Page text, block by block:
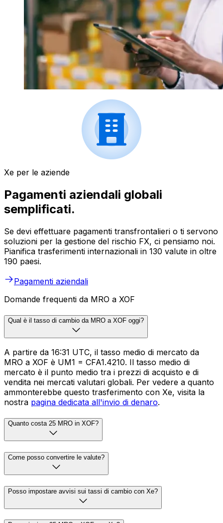
Xe per le aziende
Pagamenti aziendali globali
semplificati.
Se devi effettuare pagamenti transfrontalieri o ti servono
soluzioni per la gestione del rischio FX, ci pensiamo noi.
Pianifica trasferimenti internazionali in 130 valute in oltre
190 paesi.
Pagamenti aziendali
Domande frequenti da MRO a XOF
Qual è il tasso di cambio da MRO a XOF oggi?
A partire da 16:31 UTC, il tasso medio di mercato da
MRO a XOF è UM1 = CFA1.4210. Il tasso medio di
mercato è il punto medio tra i prezzi di acquisto e di
vendita nei mercati valutari globali. Per vedere a quanto
ammonterebbe questo trasferimento con Xe, visita la
nostra pagina dedicata all'invio di denaro.
Quanto costa 25 MRO in XOF?
Come posso convertire le valute?
Posso impostare avvisi sui tassi di cambio con Xe?